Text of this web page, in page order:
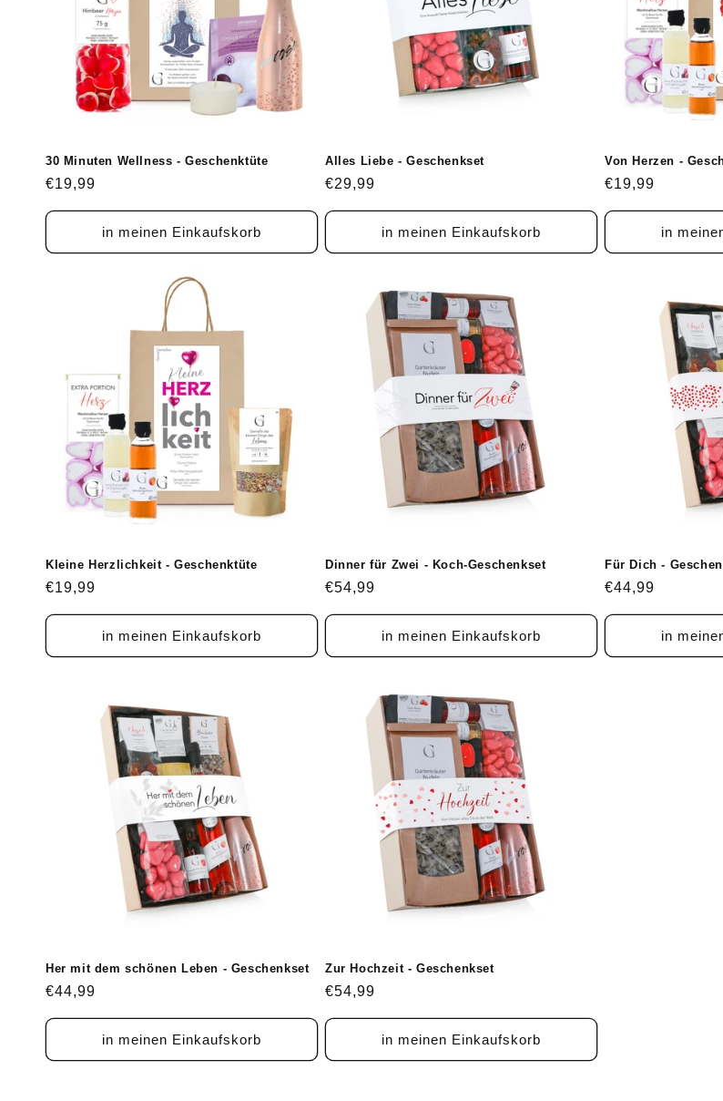
30 Minuten Wellness - Geschenktüte
Normaler
€19,99
in meinen Einkaufskorb
Alles Liebe - Geschenkset
Normaler
€29,99
in meinen Einkaufskorb
Von Herzen -
Normaler
€19,99
in
Kleine Herzlichkeit - Geschenktüte
Normaler
€19,99
in meinen Einkaufskorb
Dinner für Zwei - Koch-Geschenkset
Normaler
€54,99
in meinen Einkaufskorb
Für Dich -
Normaler
€44,99
in
Her mit dem schönen Leben - Geschenkset
Normaler
€44,99
in meinen Einkaufskorb
Zur Hochzeit - Geschenkset
Normaler
€54,99
in meinen Einkaufskorb